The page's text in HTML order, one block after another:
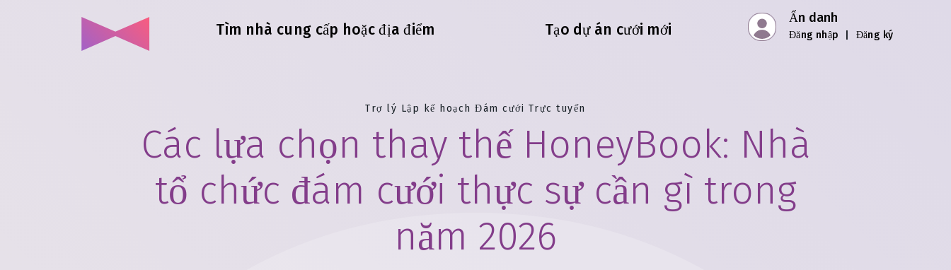
Tìm nhà cung cấp hoặc địa điểm Tạo dự án cưới mới
Ẩn danh
Đăng nhập Đăng ký
Trợ lý Lập kế hoạch Đám cưới Trực tuyến
Các lựa chọn thay thế HoneyBook: Nhà
tổ chức đám cưới thực sự cần gì trong
năm 2026